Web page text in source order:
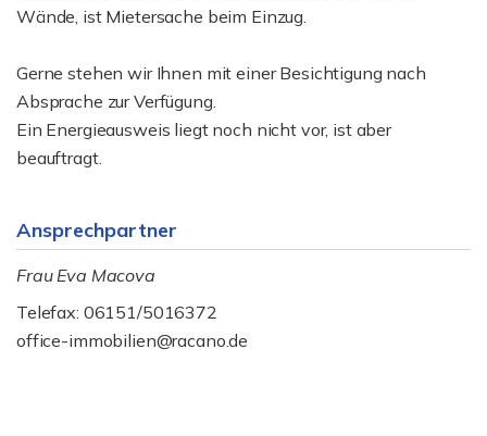
Wände, ist Mietersache beim Einzug.
Gerne stehen wir Ihnen mit einer Besichtigung nach
Absprache zur Verfügung.
Ein Energieausweis liegt noch nicht vor, ist aber
beauftragt.
Ansprechpartner
Frau Eva Macova
Telefax: 06151/5016372
office-immobilien@racano.de